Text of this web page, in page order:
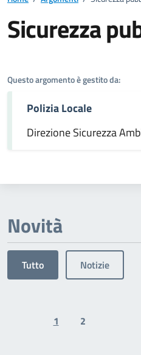
Sicurezza
Questo argomento è gestito da:
Polizia Locale
Direzione Sicurezza
Novità
Tutto Notizie
Previous page
1 2